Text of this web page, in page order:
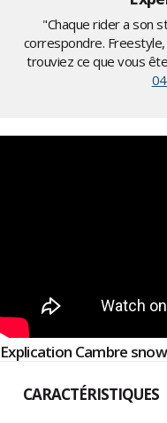
"Chaque rider a son
correspondre.
trouviez ce que vous
Explication Cambre
CARACTÉRISTIQUES